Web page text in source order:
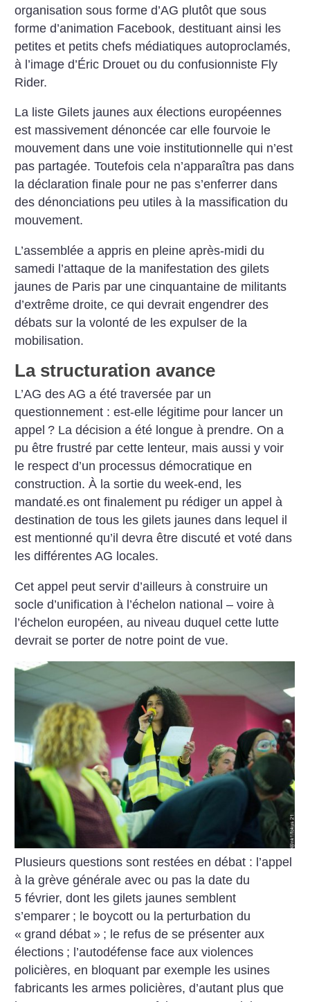
organisation sous forme d’AG plutôt que sous
forme d’animation Facebook, destituant ainsi les
petites et petits chefs médiatiques autoproclamés,
à l’image d’Éric Drouet ou du confusionniste Fly
Rider.
La liste Gilets jaunes aux élections européennes
est massivement dénoncée car elle fourvoie le
mouvement dans une voie institutionnelle qui n’est
pas partagée. Toutefois cela n’apparaîtra pas dans
la déclaration finale pour ne pas s’enferrer dans
des dénonciations peu utiles à la massification du
mouvement.
L’assemblée a appris en pleine après-midi du
samedi l’attaque de la manifestation des gilets
jaunes de Paris par une cinquantaine de militants
d’extrême droite, ce qui devrait engendrer des
débats sur la volonté de les expulser de la
mobilisation.
La structuration avance
L’AG des AG a été traversée par un
questionnement : est-elle légitime pour lancer un
appel ? La décision a été longue à prendre. On a
pu être frustré par cette lenteur, mais aussi y voir
le respect d’un processus démocratique en
construction. À la sortie du week-end, les
mandaté.es ont finalement pu rédiger un appel à
destination de tous les gilets jaunes dans lequel il
est mentionné qu’il devra être discuté et voté dans
les différentes AG locales.
Cet appel peut servir d’ailleurs à construire un
socle d’unification à l’échelon national – voire à
l’échelon européen, au niveau duquel cette lutte
devrait se porter de notre point de vue.
Plusieurs questions sont restées en débat : l’appel
à la grève générale avec ou pas la date du
5 février, dont les gilets jaunes semblent
s’emparer ; le boycott ou la perturbation du
« grand débat » ; le refus de se présenter aux
élections ; l’autodéfense face aux violences
policières, en bloquant par exemple les usines
fabricants les armes policières, d’autant plus que